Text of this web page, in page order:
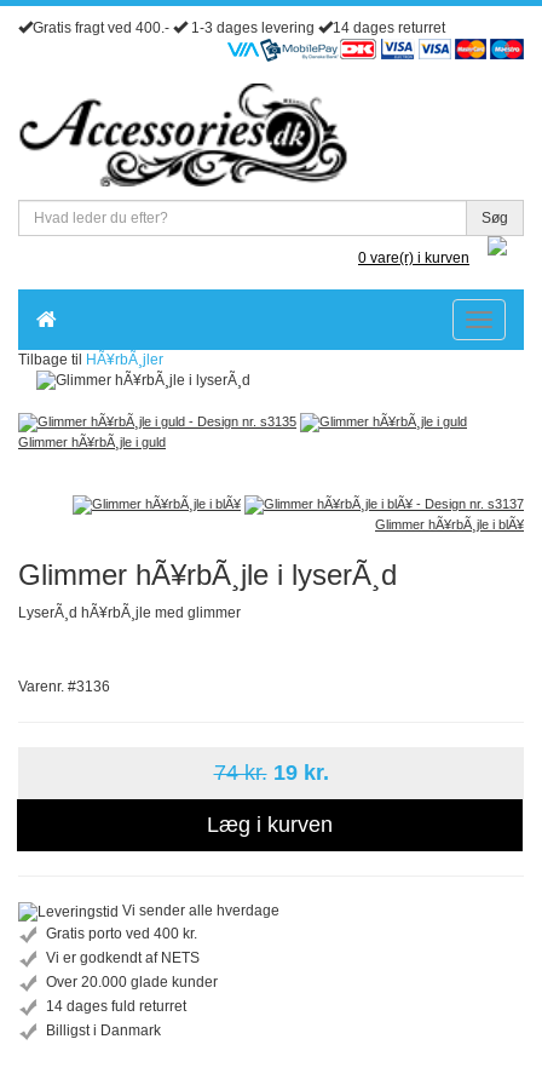
Gratis fragt ved 400.- 1-3 dages levering 14 dages returret
Søg
0 vare(r) i kurven
Toggle
Tilbage til
HÃ¥rbÃ¸jler
Glimmer hÃ¥rbÃ¸jle i guld
Glimmer hÃ¥rbÃ¸jle i blÃ¥
Glimmer hÃ¥rbÃ¸jle i lyserÃ¸d
LyserÃ¸d hÃ¥rbÃ¸jle med glimmer
Varenr. #3136
74 kr. 19 kr.
Læg i kurven
Vi sender alle hverdage
Gratis porto ved 400 kr.
Vi er godkendt af NETS
Over 20.000 glade kunder
14 dages fuld returret
Billigst i Danmark